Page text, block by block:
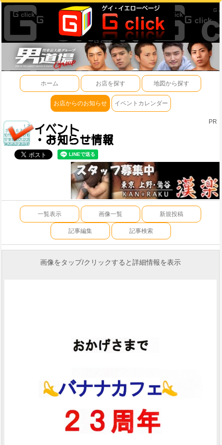
ホーム お店を探す 地図から探す
お店からのお知らせ イベントカレンダー
PR
一覧表示 画像一覧 新規投稿
記事編集 記事検索
画像をタップ/クリックすると詳細情報を表示